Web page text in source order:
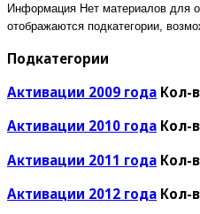
Информация Нет материалов для
отображаются подкатегории,
Подкатегории
Активации 2009 года Кол-
Активации 2010 года Кол-
Активации 2011 года Кол-
Активации 2012 года Кол-